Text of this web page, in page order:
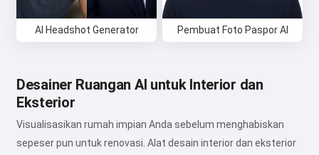
AI Headshot Generator Pembuat Foto Paspor AI
Desainer Ruangan AI untuk Interior dan
Eksterior
Visualisasikan rumah impian Anda sebelum menghabiskan
sepeser pun untuk renovasi. Alat desain interior dan eksterior